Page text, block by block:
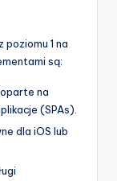
1 na
są:
na
(SPAs).
dla iOS lub